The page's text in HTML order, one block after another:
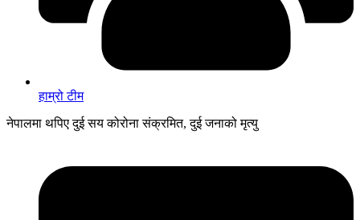
हाम्रो टीम
नेपालमा थपिए दुई सय कोरोना संक्रमित, दुई जनाको मृत्यु